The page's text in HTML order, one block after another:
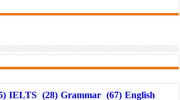
English
(67)
Grammar
(28)
IELTS
(25)